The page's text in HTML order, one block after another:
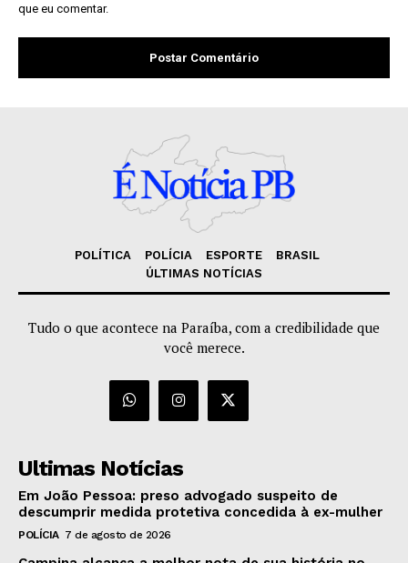
que eu comentar.
POLÍTICA POLÍCIA ESPORTE
BRASIL
ÚLTIMAS NOTÍCIAS
Tudo o que acontece na Paraíba, com a credibilidade que
você merece.
Ultimas Notícias
Em João Pessoa: preso advogado suspeito de
descumprir medida protetiva concedida à ex-mulher
POLÍCIA 7 de agosto de 2026